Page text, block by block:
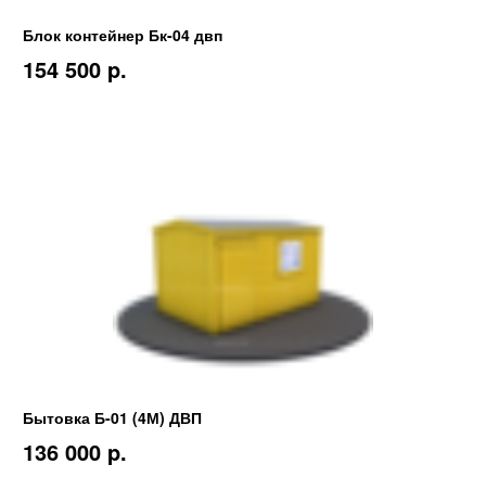
Блок контейнер Бк-04 двп
154 500 p.
Бытовка Б-01 (4М) ДВП
136 000 p.